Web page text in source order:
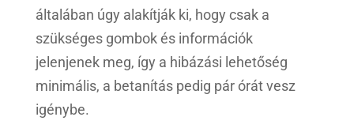
általában úgy alakítják ki, hogy csak a
szükséges gombok és információk
jelenjenek meg, így a hibázási lehetőség
minimális, a betanítás pedig pár órát vesz
igénybe.